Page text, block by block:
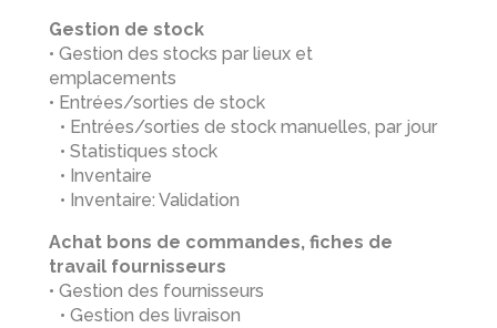
Gestion de stock
• Gestion des stocks par lieux et
emplacements
• Entrées/sorties de stock
• Entrées/sorties de stock manuelles, par jour
• Statistiques stock
• Inventaire
• Inventaire: Validation
Achat bons de commandes, fiches de
travail fournisseurs
• Gestion des fournisseurs
• Gestion des livraison